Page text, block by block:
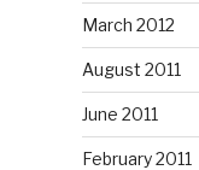
March 2012
August 2011
June 2011
February 2011